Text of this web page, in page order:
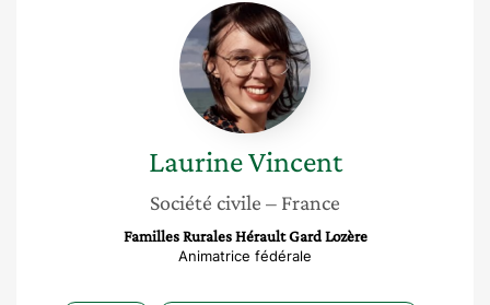
Laurine
Vincent
LaurineVincent
Société civile – France
Familles Rurales Hérault Gard Lozère
Animatrice fédérale